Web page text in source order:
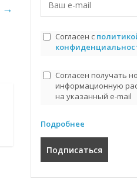
→
Согласен с
Согласен получать
информационную
на указанный e-mail
Подробнее